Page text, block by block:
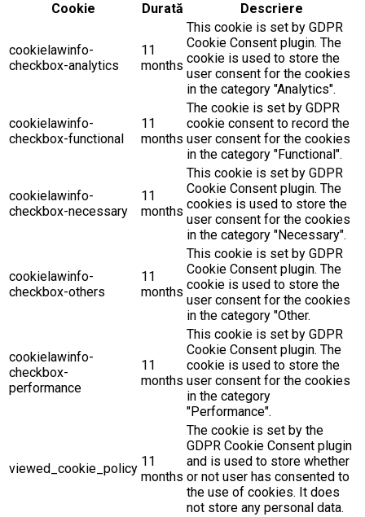
Cookie
Durată Descriere
cookielawinfo-
checkbox-analytics
11
months
This cookie is set by GDPR
Cookie Consent plugin. The
cookie is used to store the
user consent for the cookies
in the category "Analytics".
cookielawinfo-
checkbox-functional
11
months
The cookie is set by GDPR
cookie consent to record the
user consent for the cookies
in the category "Functional".
cookielawinfo-
checkbox-necessary
11
months
This cookie is set by GDPR
Cookie Consent plugin. The
cookies is used to store the
user consent for the cookies
in the category "Necessary".
cookielawinfo-
checkbox-others
11
months
This cookie is set by GDPR
Cookie Consent plugin. The
cookie is used to store the
user consent for the cookies
in the category "Other.
cookielawinfo-
checkbox-
performance
11
months
This cookie is set by GDPR
Cookie Consent plugin. The
cookie is used to store the
user consent for the cookies
in the category
"Performance".
viewed_cookie_policy 11
months
The cookie is set by the
GDPR Cookie Consent plugin
and is used to store whether
or not user has consented to
the use of cookies. It does
not store any personal data.